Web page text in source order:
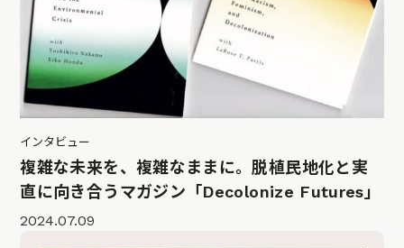
インタビュー
複雑な未来を、複雑なままに。脱植民地化と実
直に向き合うマガジン「Decolonize Futures」
2024.07.09